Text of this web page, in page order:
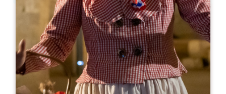
Grolleau
Saint-Laurent-des-Combes
33330 Saint-Laurent-des-Combes
05 57 55 28 20
Свяжитесь с нами